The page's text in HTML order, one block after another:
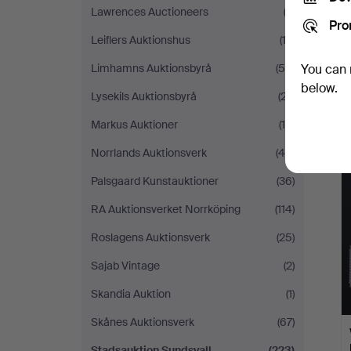
Lawrences Auctioneers
(2)
Leiflers Auktionshus
(13)
Limhamns Auktionsbyrå
(54)
Lysekils Auktionsbyrå
(27)
Markus Auktioner
(19)
Norrlands Auktionsverk
(45)
Palsgaard Kunstauktioner
(36)
RA Auktionsverket Norrköping
(114)
Roslagens Auktionsverk
(25)
Sajab Vintage
(2)
Skandia Auktion
(1)
Skånes Auktionsverk
(67)
You
below.